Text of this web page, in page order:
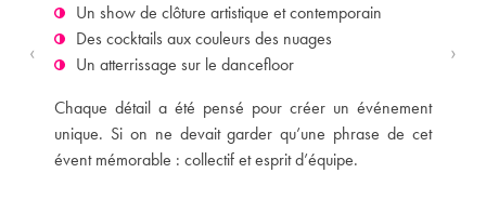
Un show de clôture artistique et contemporain
Des cocktails aux couleurs des nuages
Un atterrissage sur le dancefloor
Chaque détail a été pensé pour créer un événement
unique. Si on ne devait garder qu’une phrase de cet
évent mémorable : collectif et esprit d’équipe.
‹ ›